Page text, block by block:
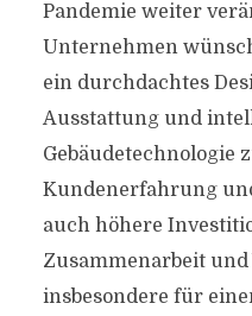
Pandemie weiter
Unternehmen
ein durchdachtes
Ausstattung und
Gebäudetechnologie
Kundenerfahrung
auch höhere
Zusammenarbeit
insbesondere für